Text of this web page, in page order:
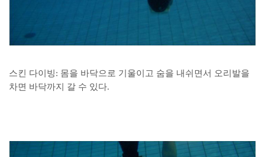
스킨 다이빙: 몸을 바닥으로 기울이고 숨을 내쉬면서 오리발을
차면 바닥까지 갈 수 있다.